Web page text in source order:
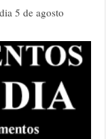
5 de agosto